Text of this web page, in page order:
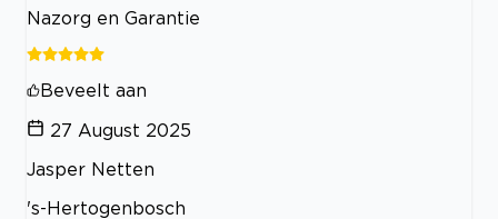
Nazorg en Garantie
Beveelt aan
27 August 2025
Jasper Netten
's-Hertogenbosch